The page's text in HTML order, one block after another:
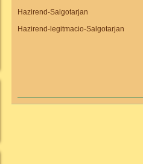
Hazirend-Salgotarjan
Hazirend-legitmacio-Salgotarjan